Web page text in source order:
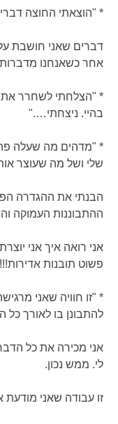
* "הוצאתי החוצה
דברים שאני חושבת
אחר כשאנחנו
* "הצלחתי לשחרר את
בהיי. ניצחתי…."
* "מדהים מה שעלה
שלי ושל מה שעוצר
הבנתי את ההגדרה
ההתבוננות העמוקה
אני רואה איך אני
פשוט תובנות אדירות!!!
* "זו חוויה שאני
להתבונן בו לאורך כל
אני מכירה את כל
לי. ממש נכון.
זו עבודה שאני